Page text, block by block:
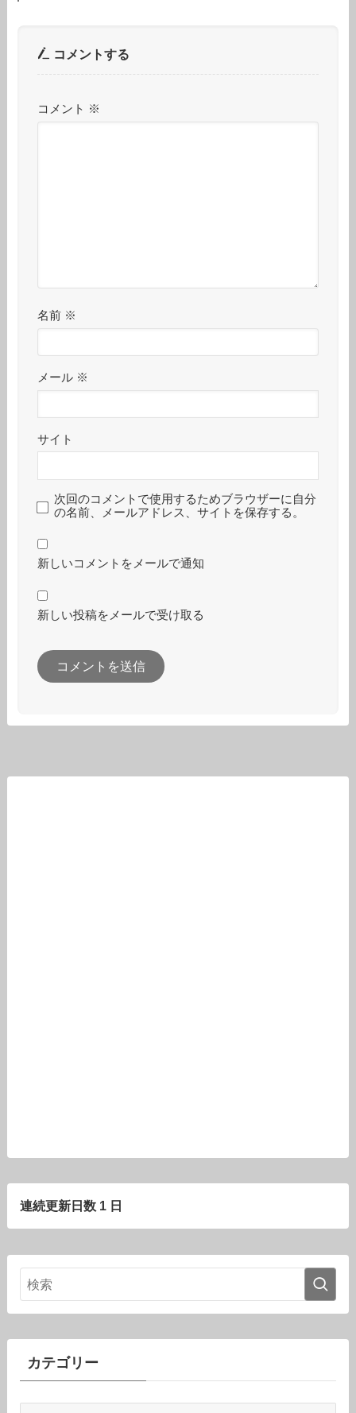
コメントする
コメント ※
名前 ※
メール ※
サイト
次回のコメントで使用するためブラウザーに自分
の名前、メールアドレス、サイトを保存する。
新しいコメントをメールで通知
新しい投稿をメールで受け取る
連続更新日数 1 日
カテゴリー